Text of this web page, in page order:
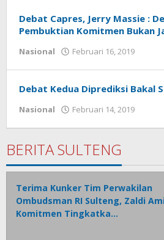
Debat Capres, Jerry Massie :
Pembuktian Komitmen Bukan
Nasional Februari 16, 2019
Debat Kedua Diprediksi Bakal
Nasional Februari 14, 2019
BERITA SULTENG
Terima Kunker Tim Perwakilan
Ombudsman RI Sulteng, Zaldi
Komitmen Tingkatka…